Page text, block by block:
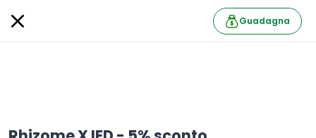
Guadagna